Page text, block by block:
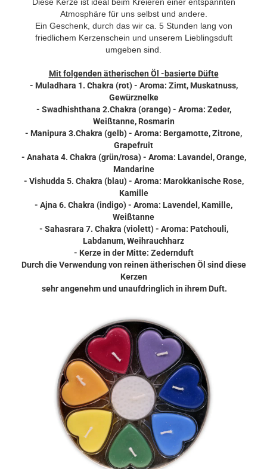
Atmosphäre für uns selbst und andere.
Ein Geschenk, durch das wir ca. 5 Stunden lang von
friedlichem Kerzenschein und unserem Lieblingsduft
umgeben sind.
Mit folgenden ätherischen Öl -basierte Düfte
- Muladhara 1. Chakra (rot) - Aroma: Zimt, Muskatnuss,
Gewürznelke
- Swadhishthana 2.Chakra (orange) - Aroma: Zeder,
Weißtanne, Rosmarin
- Manipura 3.Chakra (gelb) - Aroma: Bergamotte, Zitrone,
Grapefruit
- Anahata 4. Chakra (grün/rosa) - Aroma: Lavandel, Orange,
Mandarine
- Vishudda 5. Chakra (blau) - Aroma: Marokkanische Rose,
Kamille
- Ajna 6. Chakra (indigo) - Aroma: Lavendel, Kamille,
Weißtanne
- Sahasrara 7. Chakra (violett) - Aroma: Patchouli,
Labdanum, Weihrauchharz
- Kerze in der Mitte: Zedernduft
Durch die Verwendung von reinen ätherischen Öl sind diese
Kerzen
sehr angenehm und unaufdringlich in ihrem Duft.